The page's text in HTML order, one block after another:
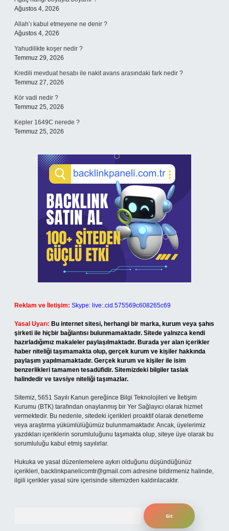
Ağustos 4, 2026
Allah’ı kabul etmeyene ne denir ?
Ağustos 4, 2026
Yahudilikte koşer nedir ?
Temmuz 29, 2026
Kredili mevduat hesabı ile nakit avans arasındaki fark nedir ?
Temmuz 27, 2026
Kör vadi nedir ?
Temmuz 25, 2026
Kepler 1649C nerede ?
Temmuz 25, 2026
Reklam ve İletişim: Skype: live:.cid.575569c608265c69
Yasal Uyarı: Bu internet sitesi, herhangi bir marka, kurum veya şahıs
şirketi ile hiçbir bağlantısı bulunmamaktadır. Sitede yalnızca kendi
hazırladığımız makaleler paylaşılmaktadır. Burada yer alan içerikler
haber niteliği taşımamakta olup, gerçek kurum ve kişiler hakkında
paylaşım yapılmamaktadır. Gerçek kurum ve kişiler ile isim
benzerlikleri tamamen tesadüfidir. Sitemizdeki bilgiler taslak
halindedir ve tavsiye niteliği taşımazlar.
Sitemiz, 5651 Sayılı Kanun gereğince Bilgi Teknolojileri ve İletişim
Kurumu (BTK) tarafından onaylanmış bir Yer Sağlayıcı olarak hizmet
vermektedir. Bu nedenle, sitedeki içerikleri proaktif olarak denetleme
veya araştırma yükümlülüğümüz bulunmamaktadır. Ancak, üyelerimiz
yazdıkları içeriklerin sorumluluğunu taşımakta olup, siteye üye olarak bu
sorumluluğu kabul etmiş sayılırlar.
Hukuka ve yasal düzenlemelere aykırı olduğunu düşündüğünüz
içerikleri, backlinkpanelicomtr@gmail.com adresine bildirmeniz halinde,
ilgili içerikler yasal süre içerisinde sitemizden kaldırılacaktır.